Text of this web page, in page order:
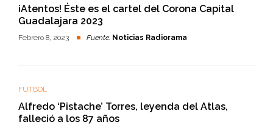
¡Atentos! Éste es el cartel del Corona Capital
Guadalajara 2023
Febrero 8, 2023 Fuente: Noticias Radiorama
FUTBOL
Alfredo ‘Pistache’ Torres, leyenda del Atlas,
falleció a los 87 años